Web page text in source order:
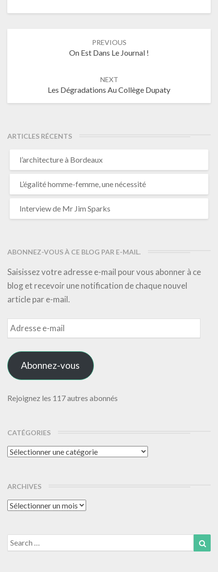
PREVIOUS
On Est Dans Le Journal !
NEXT
Les Dégradations Au Collège Dupaty
ARTICLES RÉCENTS
l’architecture à Bordeaux
L’égalité homme-femme, une nécessité
Interview de Mr Jim Sparks
ABONNEZ-VOUS À CE BLOG PAR E-MAIL.
Saisissez votre adresse e-mail pour vous abonner à ce
blog et recevoir une notification de chaque nouvel
article par e-mail.
Adresse
e-
mail
Abonnez-vous
Rejoignez les 117 autres abonnés
CATÉGORIES
Catégories
ARCHIVES
Archives
Search
for: